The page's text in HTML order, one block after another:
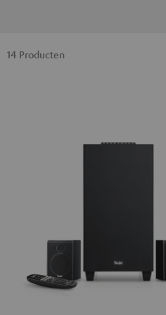
14 Producten